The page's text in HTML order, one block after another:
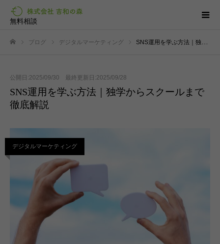
無料相談
ブログ デジタルマーケティング SNS運用を学ぶ方法｜独学からスクールまで徹底解説
公開日:2025/09/30 最終更新日:2025/09/28
SNS運用を学ぶ方法｜独学からスクールまで
徹底解説
デジタルマーケティング